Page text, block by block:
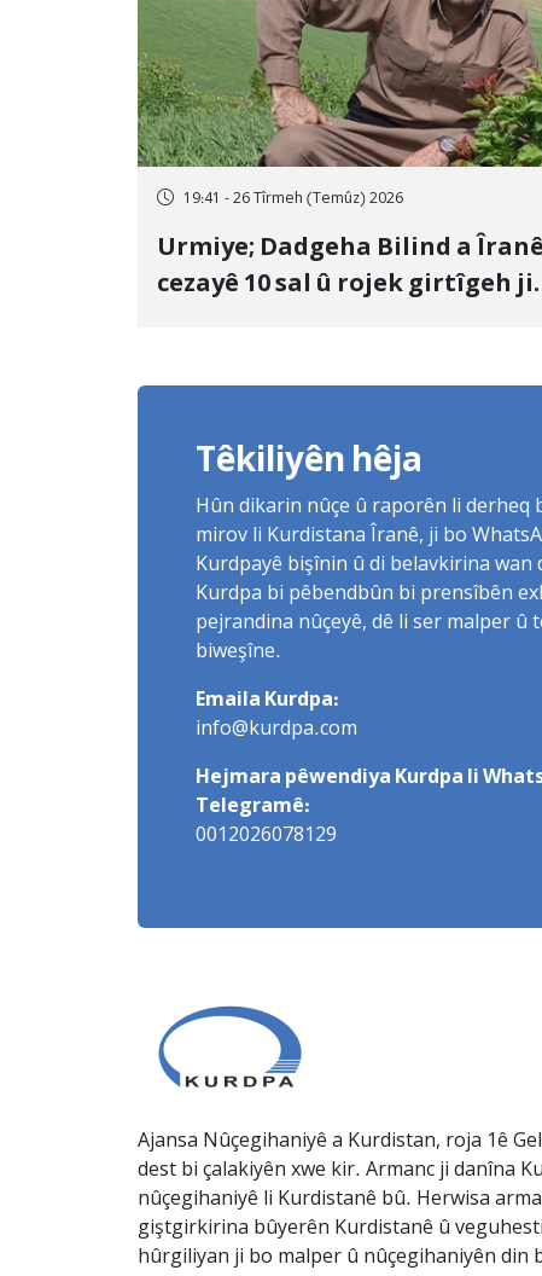
19:41 - 26 Tîrmeh (Temûz) 2026
Urmiye; Dadgeha Bilind a Îranê
cezayê 10 sal û rojek girtîgeh ji
Têkiliyên hêja
Hûn dikarin nûçe û raporên li derheq
mirov li Kurdistana Îranê, ji bo
Kurdpayê bişînin û di belavkirina wan
Kurdpa bi pêbendbûn bi prensîbên
pejrandina nûçeyê, dê li ser malper û
biweşîne.
Emaila Kurdpa:
info@kurdpa.com
Hejmara pêwendiya Kurdpa li
Telegramê:
0012026078129
Ajansa Nûçegihaniyê a Kurdistan, roja 1ê
dest bi çalakiyên xwe kir. Armanc ji danîna
nûçegihaniyê li Kurdistanê bû. Herwisa
giştgirkirina bûyerên Kurdistanê û
hûrgiliyan ji bo malper û nûçegihaniyên din